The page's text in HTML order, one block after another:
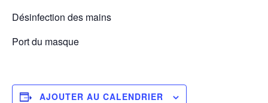
Désinfection des mains
Port du masque
AJOUTER AU CALENDRIER